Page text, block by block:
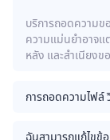
บริการถอดความข
ความแม่นยำอาจแ
หลัง และสำเนียง
การถอดความไฟล์
ฉันสามารถแก้ไขข้